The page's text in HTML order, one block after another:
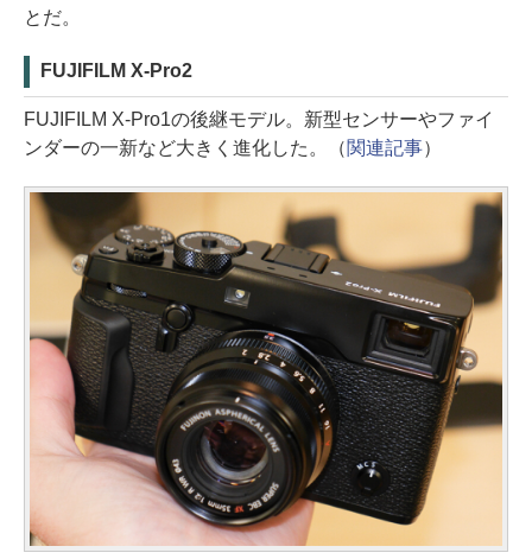
とだ。
FUJIFILM X-Pro2
FUJIFILM X-Pro1の後継モデル。新型センサーやファイ
ンダーの一新など大きく進化した。（関連記事）